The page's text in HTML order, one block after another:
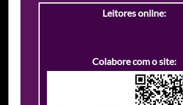
Leitores online:
Colabore com o site: